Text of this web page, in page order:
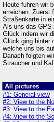
Heute fuhren wir
erreichen. Zuerst
Straßenkarte in
Als uns das GPS
Glück indem wir
Glück ging hinter
welche uns bis
Danach folgten
Sträucher und
All pictures
#1: General view
#2: View to the
#3: View to the
#4: View to the